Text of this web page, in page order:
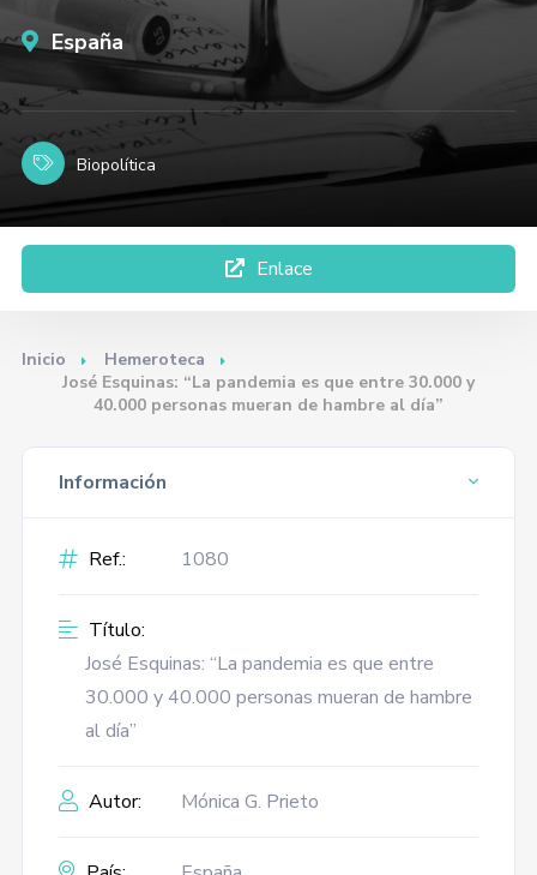
España
Biopolítica
Enlace
Inicio
Hemeroteca
José Esquinas: “La pandemia es que entre 30.000 y
40.000 personas mueran de hambre al día”
Información
Ref.: 1080
Título:
José Esquinas: “La pandemia es que entre
30.000 y 40.000 personas mueran de hambre
al día”
Autor: Mónica G. Prieto